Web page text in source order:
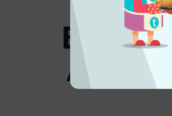
Bundles &
Angebote